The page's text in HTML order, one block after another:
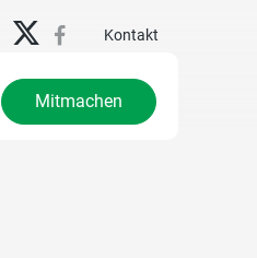
Kontakt
Mitmachen